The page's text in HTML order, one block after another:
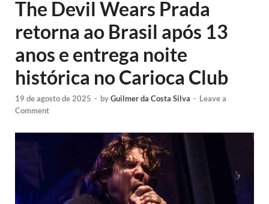
The Devil Wears Prada
retorna ao Brasil após 13
anos e entrega noite
histórica no Carioca Club
19 de agosto de 2025 - byGuilmer da Costa Silva - Leave a
Comment